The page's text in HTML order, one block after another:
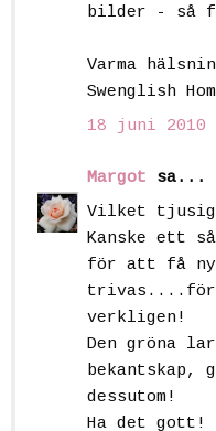
bilder - så
Varma
Swenglish
18 juni 2010
Margot sa...
Vilket
Kanske ett
för att få
trivas....för
verkligen!
Den gröna
bekantskap,
dessutom!
Ha det gott!